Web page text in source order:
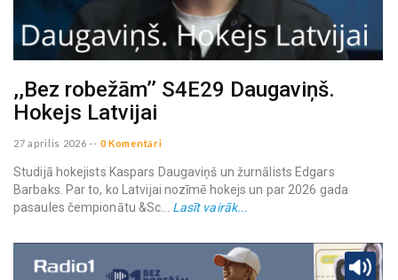
,,Bez robežām’’ S4E29 Daugaviņš.
Hokejs Latvijai
27 aprilis 2026 -- 0 Komentāri
Studijā hokejists Kaspars Daugaviņš un žurnālists Edgars
Barbaks. Par to, ko Latvijai nozīmē hokejs un par 2026 gada
pasaules čempionātu &Sc... Lasīt vairāk...